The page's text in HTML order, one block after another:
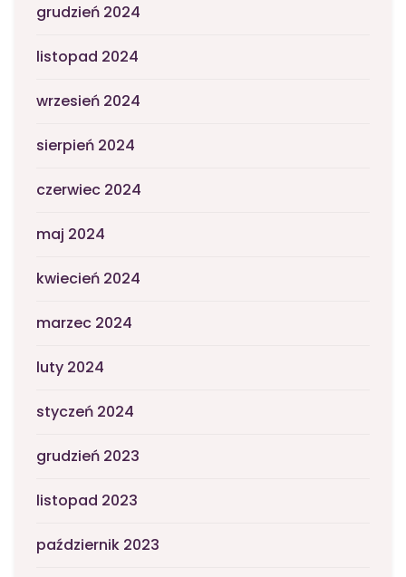
grudzień 2024
listopad 2024
wrzesień 2024
sierpień 2024
czerwiec 2024
maj 2024
kwiecień 2024
marzec 2024
luty 2024
styczeń 2024
grudzień 2023
listopad 2023
październik 2023